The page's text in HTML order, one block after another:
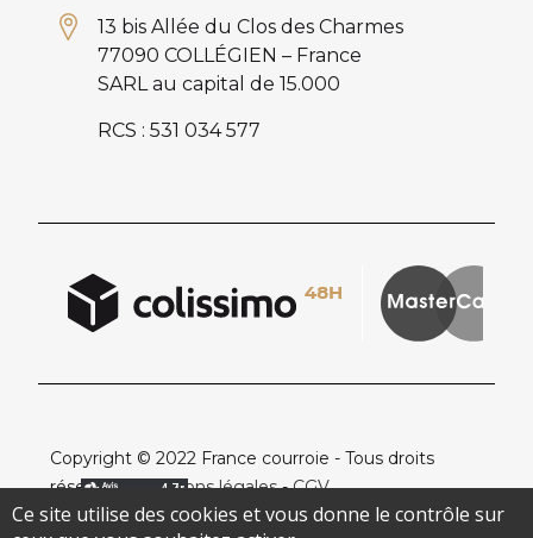
13 bis Allée du Clos des Charmes
77090 COLLÉGIEN – France
SARL au capital de 15.000
RCS : 531 034 577
Copyright © 2022 France courroie - Tous droits
réservés -
Mentions légales-CGV
Ce site utilise des cookies et vous donne le contrôle sur